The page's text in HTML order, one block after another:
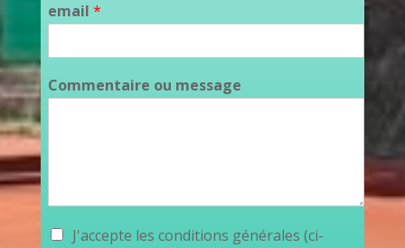
email *
Commentaire ou message
J'accepte les conditions générales (ci-